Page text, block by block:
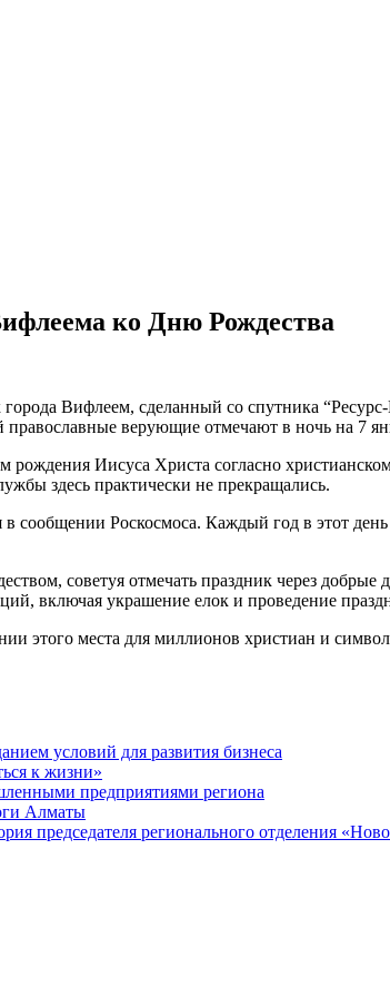
ко Дню Рождества
Вифлеем, сделанный со спутника
верующие отмечают в ночь на 7
Иисуса Христа согласно
здесь практически не прекращались.
сообщении Роскосмоса. Каждый год в этот
советуя отмечать праздник через
включая украшение елок и проведение
этого места для миллионов христиан и
условий для развития бизнеса
к жизни»
предприятиями региона
Алматы
председателя регионального отделения